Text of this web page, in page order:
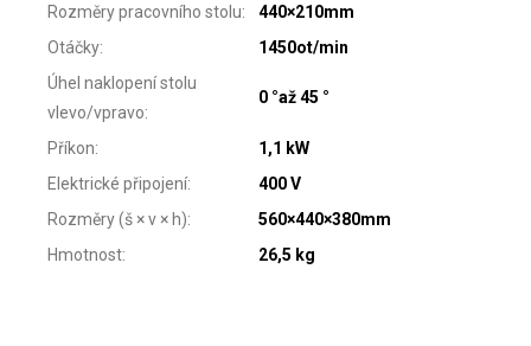
Rozměry pracovního stolu:
440×210mm
Otáčky:
1450ot/min
Úhel naklopení stolu
vlevo/vpravo:
0 °až 45 °
Příkon:
1,1 kW
Elektrické připojení:
400 V
Rozměry (š × v × h):
560×440×380mm
Hmotnost: 26,5 kg